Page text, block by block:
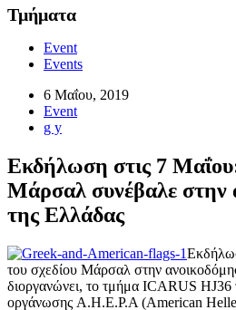
Τμήματα
Event
Events
6 Μαΐου, 2019
Event
g y
Εκδήλωση στις 7
Μάρσαλ συνέβαλε στην
της Ελλάδας
του σχεδίου Μάρσαλ στην
διοργανώνει, το τμήμα ICARUS HJ36
οργάνωσης A.H.E.P.A (American